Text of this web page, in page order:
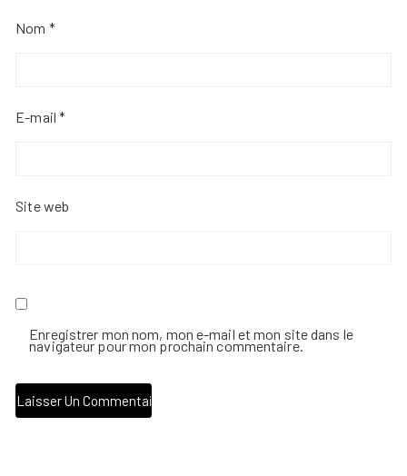
Nom *
E-mail*
Site web
Enregistrer mon nom, mon e-mail et mon site dans le
navigateur pour mon prochain commentaire.